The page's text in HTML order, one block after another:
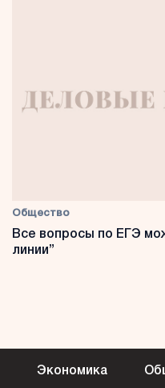
Общество
Все вопросы по ЕГЭ
линии”
Экономика